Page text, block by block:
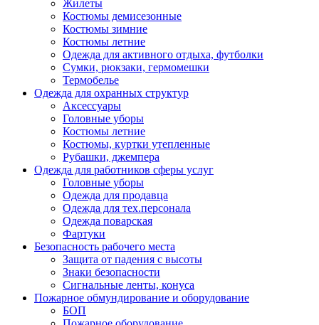
Жилеты
Костюмы демисезонные
Костюмы зимние
Костюмы летние
Одежда для активного отдыха, футболки
Сумки, рюкзаки, гермомешки
Термобелье
Одежда для охранных структур
Аксессуары
Головные уборы
Костюмы летние
Костюмы, куртки утепленные
Рубашки, джемпера
Одежда для работников сферы услуг
Головные уборы
Одежда для продавца
Одежда для тех.персонала
Одежда поварская
Фартуки
Безопасность рабочего места
Защита от падения с высоты
Знаки безопасности
Сигнальные ленты, конуса
Пожарное обмундирование и оборудование
БОП